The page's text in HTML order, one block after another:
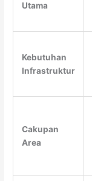
Utama
Kebutuhan
Infrastruktur
Cakupan
Area